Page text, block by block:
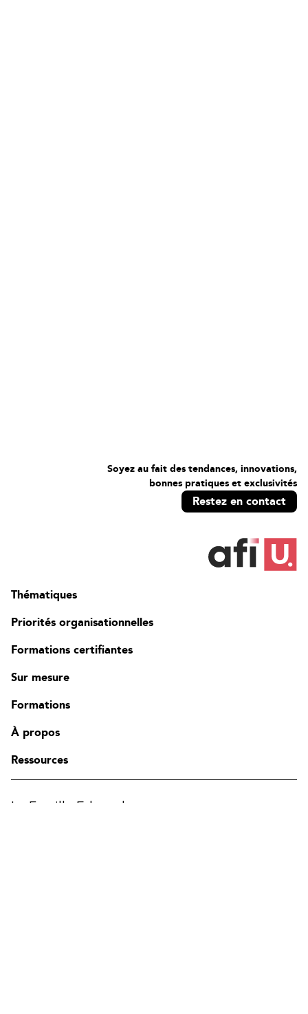
Contact
Modifier la région
Soyez au fait des tendances, innovations,
bonnes pratiques et exclusivités
Restez en contact
Thématiques
Priorités organisationnelles
Formations certifiantes
Sur mesure
Formations
À propos
Ressources
La Famille Edgenda